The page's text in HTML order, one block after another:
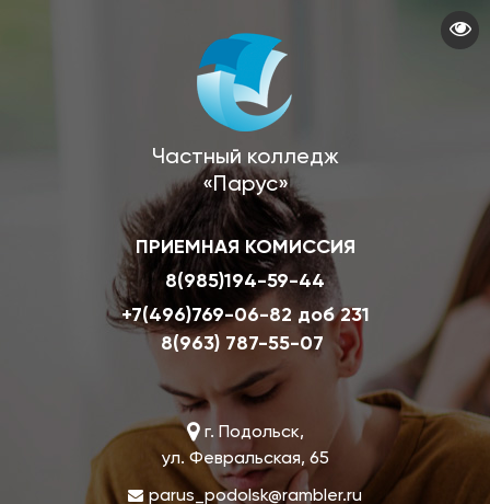
Частный колледж
«Парус»
ПРИЕМНАЯ КОМИССИЯ
8(985)194-59-44
+7(496)769-06-82 доб 231
8(963) 787-55-07
г. Подольск,
ул. Февральская, 65
parus_podolsk@rambler.ru